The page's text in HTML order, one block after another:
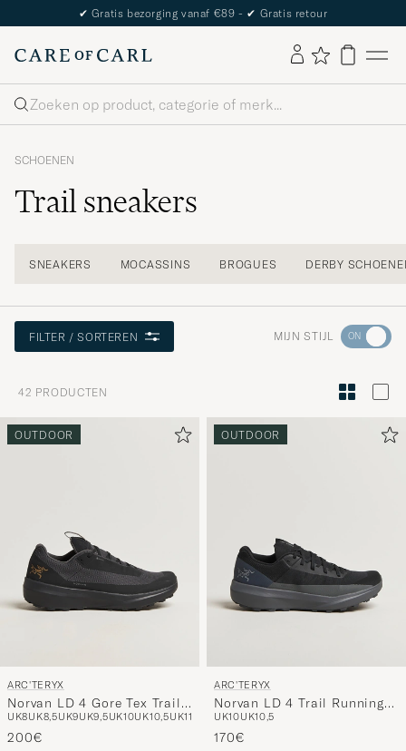
The Care of Carl Passport
Zoeken
SCHOENEN
Trail sneakers
SNEAKERS MOCASSINS BROGUES DERBY
FILTER / SORTEREN MIJN STIJL Ga
Stijladvies
een
voor
jou
selectie.
42 PRODUCTEN
OUTDOOR
ARC'TERYX
Norvan LD 4 Gore Tex Trail
Running Sneaker Black
UK8UK8,5UK9UK9,5UK10UK10,5UK11
200€
OUTDOOR
ARC'TERYX
Norvan LD 4 Trail Running
Sneaker Black/Cloud
UK10UK10,5
170€